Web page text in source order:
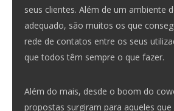
seus clientes. Além de um ambiente
adequado, são muitos os que
rede de contatos entre os seus
que todos têm sempre o que fazer.
Além do mais, desde o boom do
propostas surgiram para aqueles